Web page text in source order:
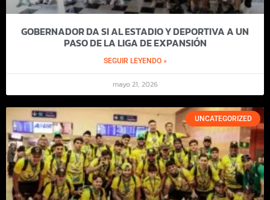
GOBERNADOR DA SI AL ESTADIO Y DEPORTIVA A UN
PASO DE LA LIGA DE EXPANSIÓN
SEGUIR LEYENDO »
mayo 21, 2026
UNCATEGORIZED